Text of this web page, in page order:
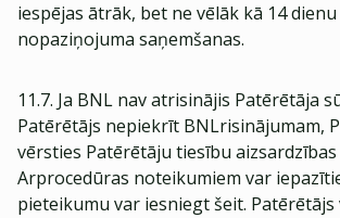
iespējas ātrāk, bet ne vēlāk kā 14
nopaziņojuma saņemšanas.
11.7. Ja BNL nav atrisinājis Patērētāja
Patērētājs nepiekrīt BNLrisinājumam,
vērsties Patērētāju tiesību aizsardzības
Arprocedūras noteikumiem var
pieteikumu var iesniegt šeit.